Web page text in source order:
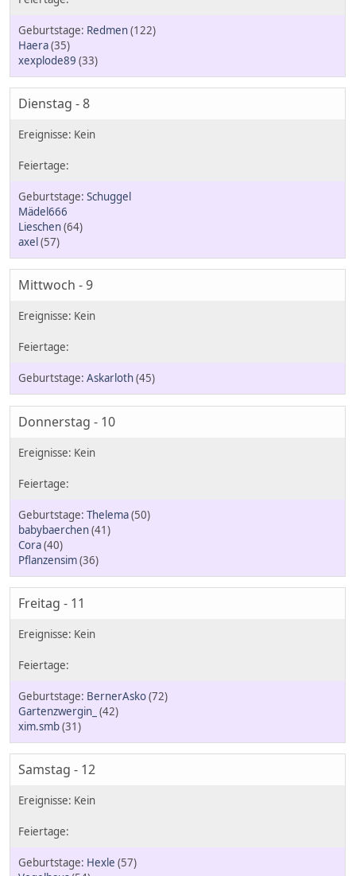
Redmen(122)
Haera(35)
xexplode89 (33)
Dienstag - 8
Schuggel
Mädel666
Lieschen(64)
axel(57)
Mittwoch - 9
Askarloth(45)
Donnerstag - 10
Thelema(50)
babybaerchen(41)
Cora(40)
Pflanzensim(36)
Freitag - 11
BernerAsko(72)
Gartenzwergin_ (42)
xim.smb(31)
Samstag - 12
Hexle (57)